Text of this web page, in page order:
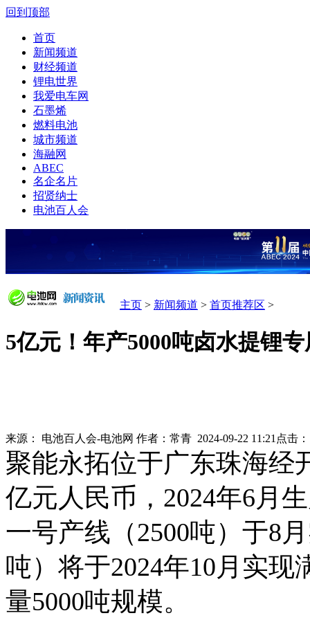
回到顶部
首页
新闻频道
财经频道
锂电世界
我爱电车网
石墨烯
燃料电池
城市频道
海融网
ABEC
名企名片
招贤纳士
电池百人会
主页 > 新闻频道 > 首页推荐区 >
5亿元！年产5000吨卤水提锂
来源： 电池百人会-电池网 作者： 常青 2024-09-22 11:21 点击
聚能永拓位于广东珠海经
亿元人民币，2024年6月
一号产线（2500吨）于8
吨）将于2024年10月实
量5000吨规模。